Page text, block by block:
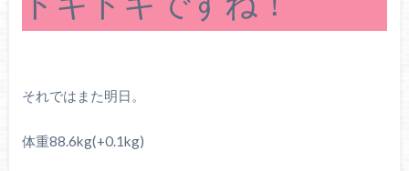
それではまた明日。
体重88.6kg(+0.1kg)